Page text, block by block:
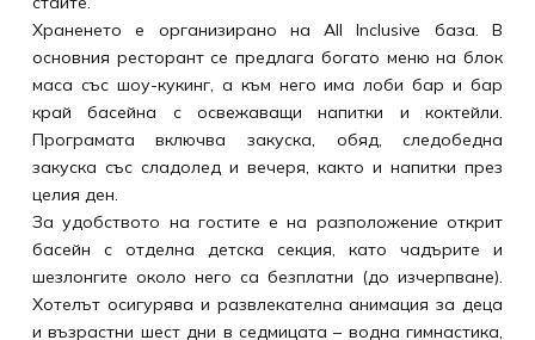
Храненето е организирано на All Inclusive база. В
основния ресторант се предлага богато меню на блок
маса със шоу-кукинг, а към него има лоби бар и бар
край басейна с освежаващи напитки и коктейли.
Програмата включва закуска, обяд, следобедна
закуска със сладолед и вечеря, както и напитки през
целия ден.
За удобството на гостите е на разположение открит
басейн с отделна детска секция, като чадърите и
шезлонгите около него са безплатни (до изчерпване).
Хотелът осигурява и развлекателна анимация за деца
и възрастни шест дни в седмицата – водна гимнастика,